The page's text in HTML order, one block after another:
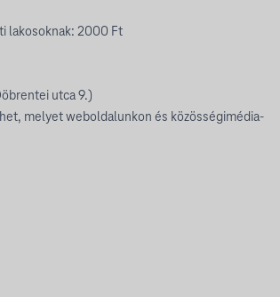
lakosoknak: 2000 Ft
utca 9.)
melyet weboldalunkon és közösségimédia-